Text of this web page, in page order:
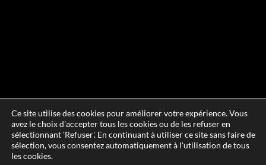
Ce site utilise des cookies pour améliorer votre expérience. Vous
avez le choix d'accepter tous les cookies ou de les refuser en
sélectionnant 'Refuser'. En continuant à utiliser ce site sans faire de
sélection, vous consentez automatiquement à l'utilisation de tous
les cookies.